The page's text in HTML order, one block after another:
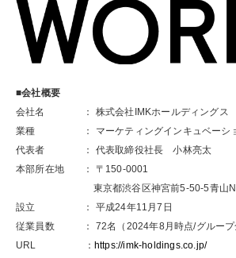
■会社概要
会社名 ： 株式会社IMKホールディングス
業種 ： マーケティングインキュベーシ
代表者 ： 代表取締役社長 小林亮太
本部所在地 ： 〒150-0001
東京都渋谷区神宮前5-50-5青山NS
設立 ： 平成24年11月7日
従業員数 ： 72名（2024年8月時点/グループ
URL ： https://imk-holdings.co.jp/